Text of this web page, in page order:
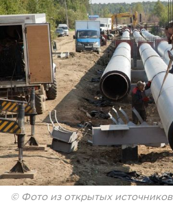
© Фото из открытых источников